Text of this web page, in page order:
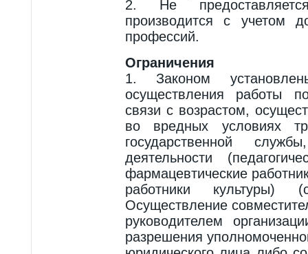
2. Не
производится с учетом
профессий.
Ограничения
1. Законом
осуществления работы
связи с возрастом,
во вредных условиях
государственной
деятельности
фармацевтические
работники
Осуществление
руководителем
разрешения